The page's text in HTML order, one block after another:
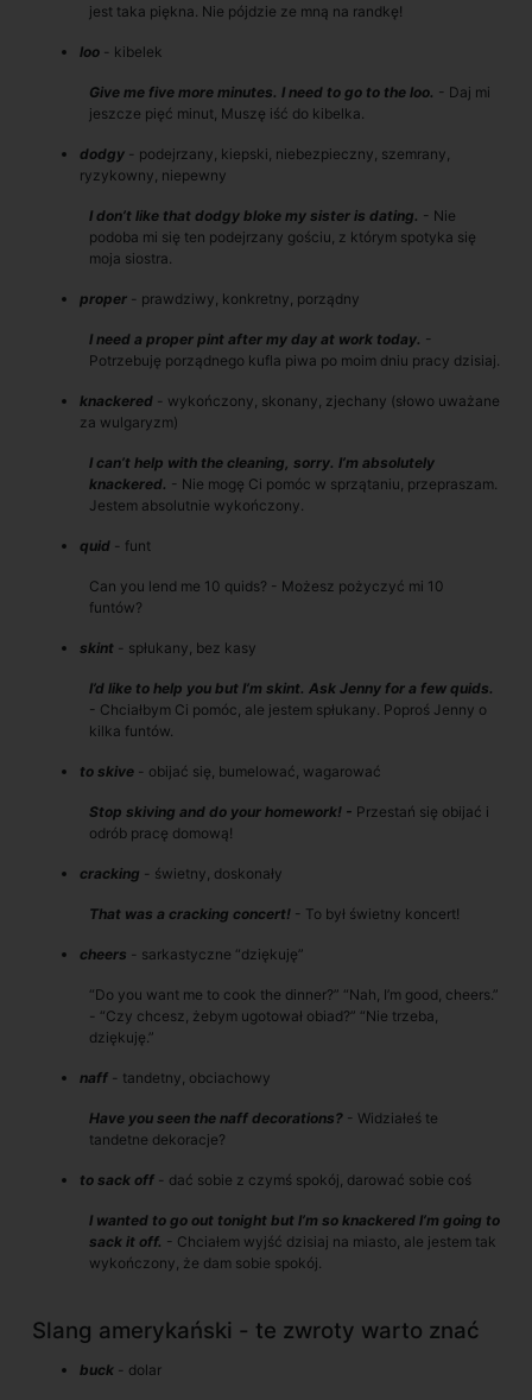
jest taka piękna. Nie pójdzie ze mną na randkę!
loo - kibelek
Give me five more minutes. I need to go to the loo. - Daj mi
jeszcze pięć minut, Muszę iść do kibelka.
dodgy - podejrzany, kiepski, niebezpieczny, szemrany,
ryzykowny, niepewny
I don’t like that dodgy bloke my sister is dating. - Nie
podoba mi się ten podejrzany gościu, z którym spotyka się
moja siostra.
proper - prawdziwy, konkretny, porządny
I need a proper pint after my day at work today. -
Potrzebuję porządnego kufla piwa po moim dniu pracy dzisiaj.
knackered - wykończony, skonany, zjechany (słowo uważane
za wulgaryzm)
I can’t help with the cleaning, sorry. I’m absolutely
knackered. - Nie mogę Ci pomóc w sprzątaniu, przepraszam.
Jestem absolutnie wykończony.
quid - funt
Can you lend me 10 quids? - Możesz pożyczyć mi 10
funtów?
skint - spłukany, bez kasy
I’d like to help you but I’m skint. Ask Jenny for a few quids.
- Chciałbym Ci pomóc, ale jestem spłukany. Poproś Jenny o
kilka funtów.
to skive - obijać się, bumelować, wagarować
Stop skiving and do your homework! - Przestań się obijać i
odrób pracę domową!
cracking - świetny, doskonały
That was a cracking concert! - To był świetny koncert!
cheers - sarkastyczne “dziękuję”
“Do you want me to cook the dinner?” “Nah, I’m good, cheers.”
- “Czy chcesz, żebym ugotował obiad?” “Nie trzeba,
dziękuję.”
naff - tandetny, obciachowy
Have you seen the naff decorations? - Widziałeś te
tandetne dekoracje?
to sack off - dać sobie z czymś spokój, darować sobie coś
I wanted to go out tonight but I’m so knackered I’m going to
sack it off. - Chciałem wyjść dzisiaj na miasto, ale jestem tak
wykończony, że dam sobie spokój.
Slang amerykański - te zwroty warto znać
buck - dolar